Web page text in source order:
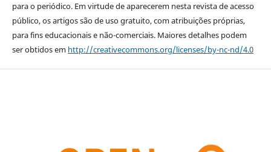
para o periódico. Em virtude de aparecerem nesta revista de acesso
público, os artigos são de uso gratuito, com atribuições próprias,
para fins educacionais e não-comerciais. Maiores detalhes podem
ser obtidos em http://creativecommons.org/licenses/by-nc-nd/4.0